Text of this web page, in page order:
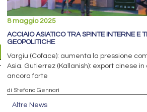
8 maggio 2025
ACCIAIO ASIATICO TRA SPINTE INTERNE E
GEOPOLITICHE
Vargiu (Coface): aumenta la pressione
Asia. Gutierrez (Kallanish): export cinese in
ancora forte
di Stefano Gennari
Altre News